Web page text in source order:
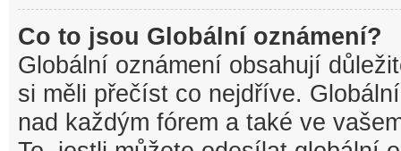
Co to jsou Globální oznámení?
Globální oznámení obsahují
si měli přečíst co nejdříve.
nad každým fórem a také ve